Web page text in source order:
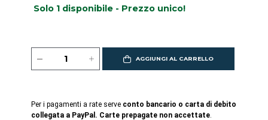
Solo 1 disponibile - Prezzo unico!
AGGIUNGI AL CARRELLO
Per i pagamenti a rate serve conto bancario o carta di debito
collegata a PayPal. Carte prepagate non accettate.